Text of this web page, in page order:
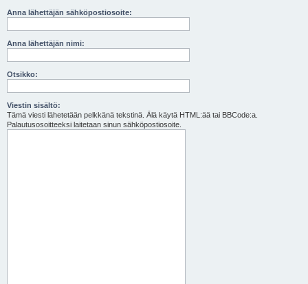
Anna lähettäjän sähköpostiosoite:
Anna lähettäjän nimi:
Otsikko:
Viestin sisältö:
Tämä viesti lähetetään pelkkänä tekstinä. Älä käytä HTML:ää tai BBCode:a.
Palautusosoitteeksi laitetaan sinun sähköpostiosoite.